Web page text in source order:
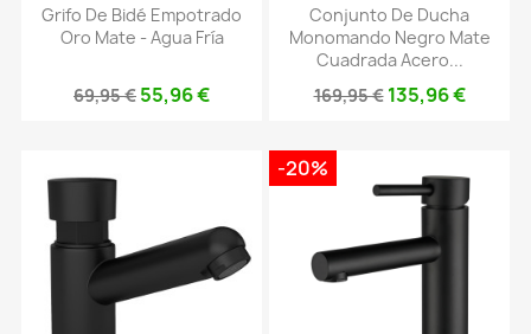
Grifo De Bidé Empotrado
Oro Mate - Agua Fría
69,95 € 55,96 €
Conjunto De Ducha
Monomando Negro Mate
Cuadrada Acero...
169,95 € 135,96 €
-20%